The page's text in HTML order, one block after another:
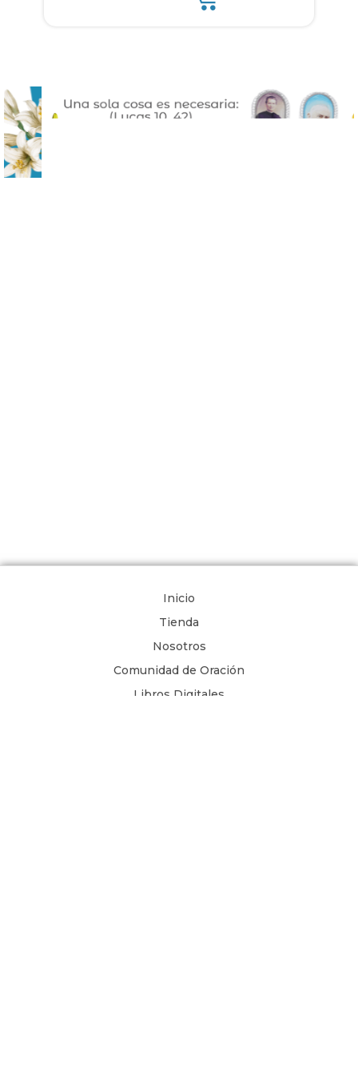
Inicio
Tienda
Nosotros
Comunidad de Oración
Libros Digitales